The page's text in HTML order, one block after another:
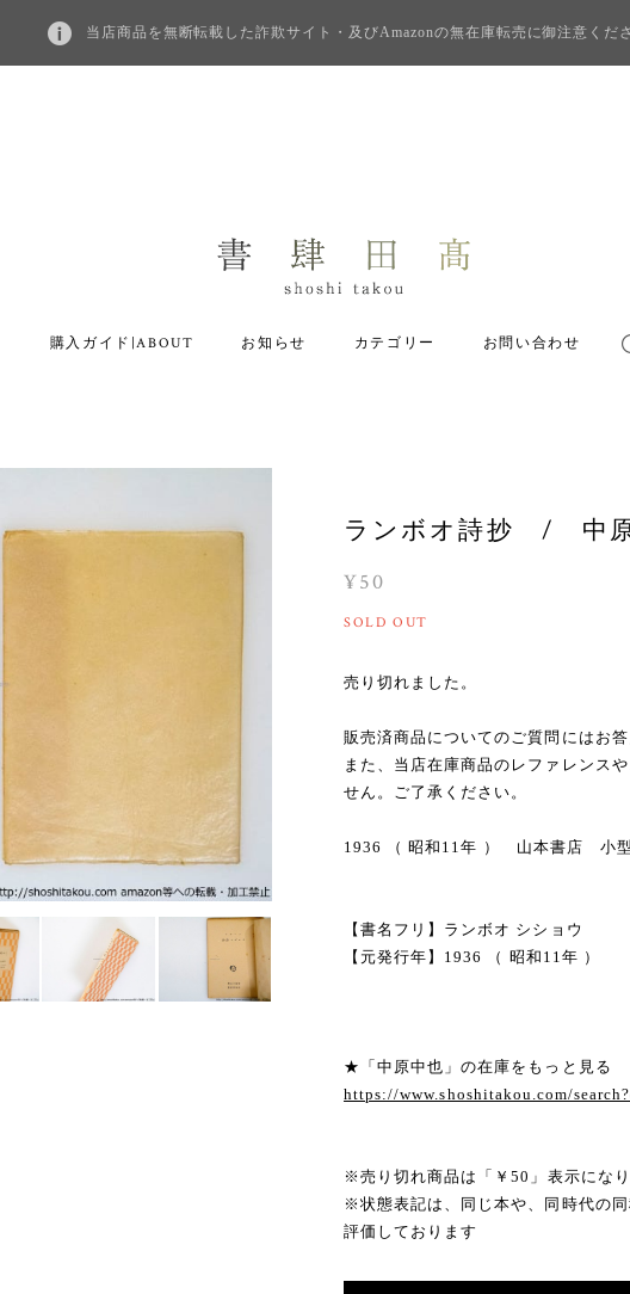
当店商品を無断転載した詐欺サイト・及びAmazonの無在庫転売に御注意くだ
購入ガイド|ABOUT お知らせ カテゴリー お問い合わせ
ランボオ詩抄 / 中
¥50
SOLD OUT
売り切れました。
販売済商品についてのご質問にはお答
また、当店在庫商品のレファレンス
せん。ご了承ください。
1936 （ 昭和11年 ） 山本書店 小
【書名フリ】ランボオ シショウ
【元発行年】1936 （ 昭和11年 ）
★「中原中也」の在庫をもっと見る
https://www.shoshitakou.com/
※売り切れ商品は「￥50」表示にな
※状態表記は、同じ本や、同時代の
評価しております